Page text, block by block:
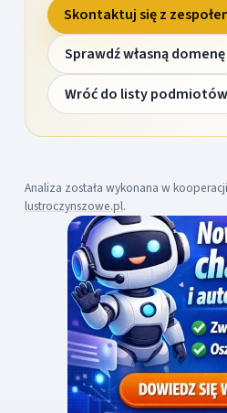
Skontaktuj się z
Sprawdź własną domenę
Wróć do listy podmiotów
Analiza została wykonana w
lustroczynszowe.pl.